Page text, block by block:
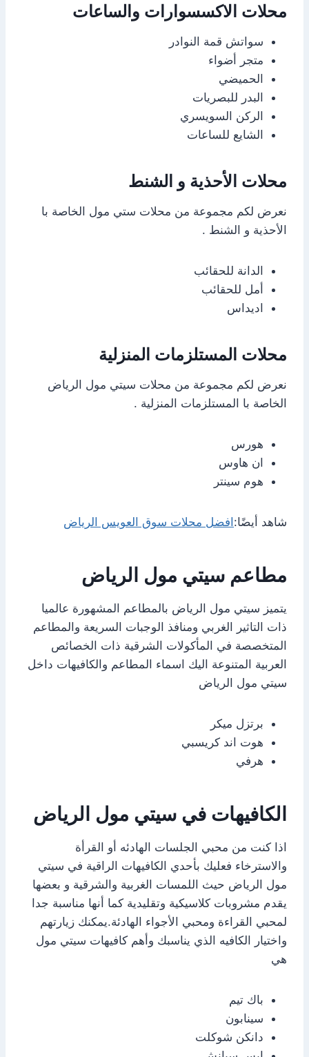
محلات الاكسسوارات والساعات
سواتش قمة النوادر
متجر أضواء
الحميضي
البدر للبصريات
الركن السويسري
الشايع للساعات
محلات الأحذية و الشنط
نعرض لكم مجموعة من محلات ستي مول الخاصة با
الأحذية و الشنط .
الدانة للحقائب
أمل للحقائب
اديداس
محلات المستلزمات المنزلية
نعرض لكم مجموعة من محلات سيتي مول الرياض
الخاصة با المستلزمات المنزلية .
هورس
ان هاوس
هوم سينتر
شاهد أيضًا:افضل محلات سوق العويس الرياض
مطاعم سيتي مول الرياض
يتميز سيتي مول الرياض بالمطاعم المشهورة عالميا
ذات التاثير الغربي ومنافذ الوجبات السريعة والمطاعم
المتخصصة في المأكولات الشرقية ذات الخصائص
العربية المتنوعة اليك اسماء المطاعم والكافيهات داخل
سيتي مول الرياض
برتزل ميكر
هوت اند كريسبي
هرفي
الكافيهات في سيتي مول الرياض
اذا كنت من محبي الجلسات الهادئه أو القرأة
والاسترخاء فعليك بأحدي الكافيهات الراقية في سيتي
مول الرياض حيث اللمسات الغربية والشرقية و بعضها
يقدم مشروبات كلاسيكية وتقليدية كما أنها مناسبة جدا
لمحبي القراءة ومحبي الأجواء الهادئة.يمكنك زيارتهم
واختيار الكافيه الذي يناسبك وأهم كافيهات سيتي مول
هي
باك تيم
سينابون
دانكن شوكلت